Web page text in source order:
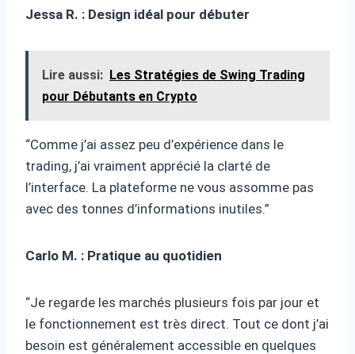
Jessa R. : Design idéal pour débuter
Lire aussi: Les Stratégies de Swing Trading
pour Débutants en Crypto
“Comme j’ai assez peu d’expérience dans le
trading, j’ai vraiment apprécié la clarté de
l’interface. La plateforme ne vous assomme pas
avec des tonnes d’informations inutiles.”
Carlo M. : Pratique au quotidien
“Je regarde les marchés plusieurs fois par jour et
le fonctionnement est très direct. Tout ce dont j’ai
besoin est généralement accessible en quelques